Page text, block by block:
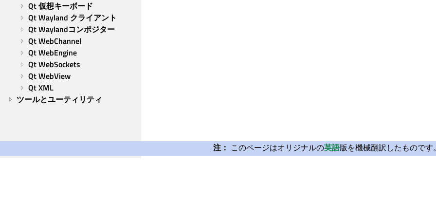
Qt 仮想キーボード
Qt Wayland クライアント
Qt Waylandコンポジター
Qt WebChannel
Qt WebEngine
Qt WebSockets
Qt WebView
Qt XML
ツールとユーティリティ
注： このページはオリジナルの英語版を機械翻訳したものです